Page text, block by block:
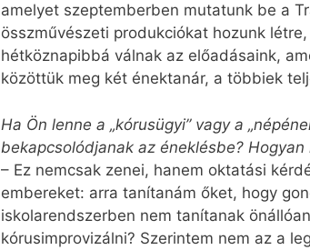
amelyet szeptemberben mutatunk be a
összművészeti produkciókat hozunk
hétköznapibbá válnak az előadásaink,
közöttük meg két énektanár, a többiek
Ha Ön lenne a „kórusügyi” vagy a
bekapcsolódjanak az éneklésbe?
– Ez nemcsak zenei, hanem oktatási
embereket: arra tanítanám őket, hogy
iskolarendszerben nem tanítanak
kórusimprovizálni? Szerintem nem az a